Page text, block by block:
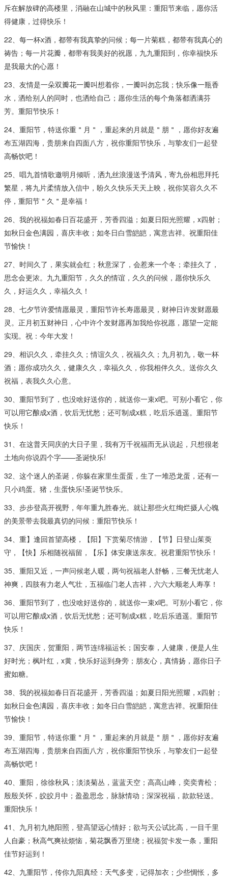
斥在解放碑的高楼里，消融在山城中的秋风里：重阳节来临，愿你活
得健康，过得快乐！
22、每一杯x酒，都带有我真挚的问候；每一片菊糕，都带有我真心的
祷告；每一片花瓣，都带有我美好的祝愿，九九重阳到，你幸福快乐
是我最大的心愿！
23、友情是一朵双瓣花一瓣叫想着你，一瓣叫勿忘我；快乐像一瓶香
水，洒给别人的同时，也洒给自己；愿你生活的每个角落都洒满芬
芳。重阳节快乐！
24、重阳节，特送你重＂月＂，重起来的月就是＂朋＂，愿你好友遍
布五湖四海，贵朋来自四面八方，祝你重阳节快乐，与挚友们一起登
高畅饮吧！
25、唱九首情歌邀明月倾听，洒九丝浪漫送予清风，寄九份相思拜托
繁星，将九片柔情放入信中，盼久久快乐天天上映，祝你笑容久久不
停，重阳节＂久＂是幸福！
26、我的祝福如春日百花盛开，芳香四溢；如夏日阳光照耀，x四射；
如秋日金色满园，喜庆丰收；如冬日白雪皑皑，寓意吉祥。祝重阳佳
节愉快！
27、时间久了，果实就会红；秋意深了，会惹来一个冬；牵挂久了，
思念会更浓。九九重阳节，久久的情谊，久久的问候，愿你快乐久
久，好运久久，幸福久久！
28、七夕节许爱情愿最灵，重阳节许长寿愿最灵，财神日许发财愿最
灵。正月初五财神日，心中许个发财愿再加我给你祝愿，愿望一定能
实现。祝：今年大发！
29、相识久久，牵挂久久；情谊久久，祝福久久；九月初九，敬一杯
酒；愿你成功久久，健康久久，幸福久久，你我相伴久久。送你久久
祝福，表我久久心意。
30、重阳节到了，也没啥好送你的，就送你一束x吧。可别小看它，你
可以用它酿成x酒，饮后无忧愁；还可制成x糕，吃后乐逍遥。重阳节
快乐！
31、在这普天同庆的大日子里，我有万千祝福而无从说起，只想很老
土地向你说四个字——圣诞快乐!
32、这个迷人的圣诞，你躲在家里生蛋蛋，生了一堆恐龙蛋，还有一
只小鸡蛋。猪，生蛋快乐!圣诞节快乐。
33、步步登高开视野，年年重九胜春光。就让那些火红绚烂摄人心魄
的美景带去我最真切的问候：重阳节快乐！
34、重】逢回首望高楼，【阳】下赏菊尽情游，【节】日登山茱萸
守，【快】乐相随祝福留，【乐】体安康送亲友。祝君重阳节快乐！
35、重阳又近，一声问候老人暖，两句祝福老人舒畅，三餐无忧老人
神爽，四肢有力老人气壮，五福临门老人吉祥，六六大顺老人寿享！
36、重阳节到了，也没啥好送你的，就送你一束x吧。可别小看它，你
可以用它酿成x酒，饮后无忧愁；还可制成x糕，吃后乐逍遥。重阳节
快乐！
37、庆国庆，贺重阳，两节连绵福运长；国安泰，人健康，便是人生
好时光；枫叶红，x黄，快乐好运到身旁；朋友心，真情扬，愿你日子
蜜如糖。
38、我的祝福如春日百花盛开，芳香四溢；如夏日阳光照耀，x四射；
如秋日金色满园，喜庆丰收；如冬日白雪皑皑，寓意吉祥。祝重阳佳
节愉快！
39、重阳节，特送你重＂月＂，重起来的月就是＂朋＂，愿你好友遍
布五湖四海，贵朋来自四面八方，祝你重阳节快乐，与挚友们一起登
高畅饮吧！
40、重阳，徐徐秋风；淡淡菊丛，蓝蓝天空；高高山峰，奕奕青松；
殷殷关怀，皎皎月中；盈盈思念，脉脉情动；深深祝福，款款轻送。
重阳快乐！
41、九月初九艳阳照，登高望远心情好；欲与天公试比高，一目千里
人自豪；秋高气爽祛烦恼，菊花飘香万里绕；祝福贺卡发一条，重阳
佳节好运到！
42、九重阳节，传你九阳真经：天气多变，记得加衣；少些惆怅，多